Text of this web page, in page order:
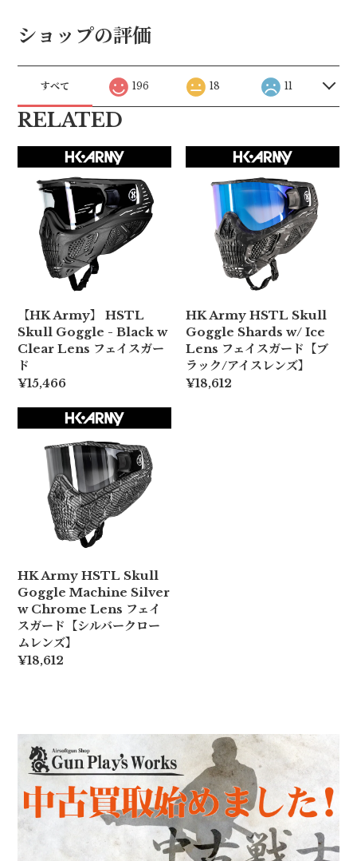
ショップの評価
すべて 196 18 11
RELATED
【HK Army】 HSTL
Skull Goggle - Black w
Clear Lens フェイスガー
ド
¥15,466
HK Army HSTL Skull
Goggle Shards w/ Ice
Lens フェイスガード【ブ
ラック/アイスレンズ】
¥18,612
HK Army HSTL Skull
Goggle Machine Silver
w Chrome Lens フェイ
スガード【シルバークロー
ムレンズ】
¥18,612